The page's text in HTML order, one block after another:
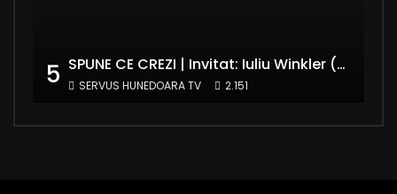
5 SPUNE CE CREZI | Invitat: Iuliu Winkler (europarlamentar UDMR – Grupul PPE)
SERVUS HUNEDOARA TV 2.151